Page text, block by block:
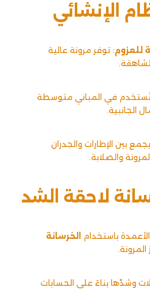
الإنشائي
للعزوم: توفر مرونة عالية
في المباني متوسطة
الجانبية.
بين الإطارات والجدران
والصلابة.
لاحقة الشد
باستخدام
الخرسانة
المرونة.
وشدّها بناءً على الحسابات